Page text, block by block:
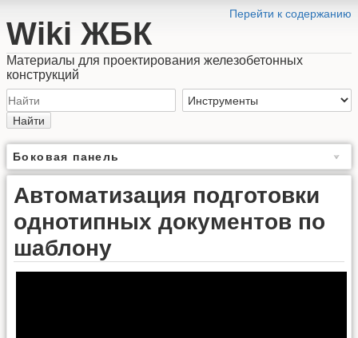
Перейти к содержанию
Wiki ЖБК
Материалы для проектирования железобетонных
конструкций
Найти
Боковая панель
Автоматизация подготовки
однотипных документов по
шаблону